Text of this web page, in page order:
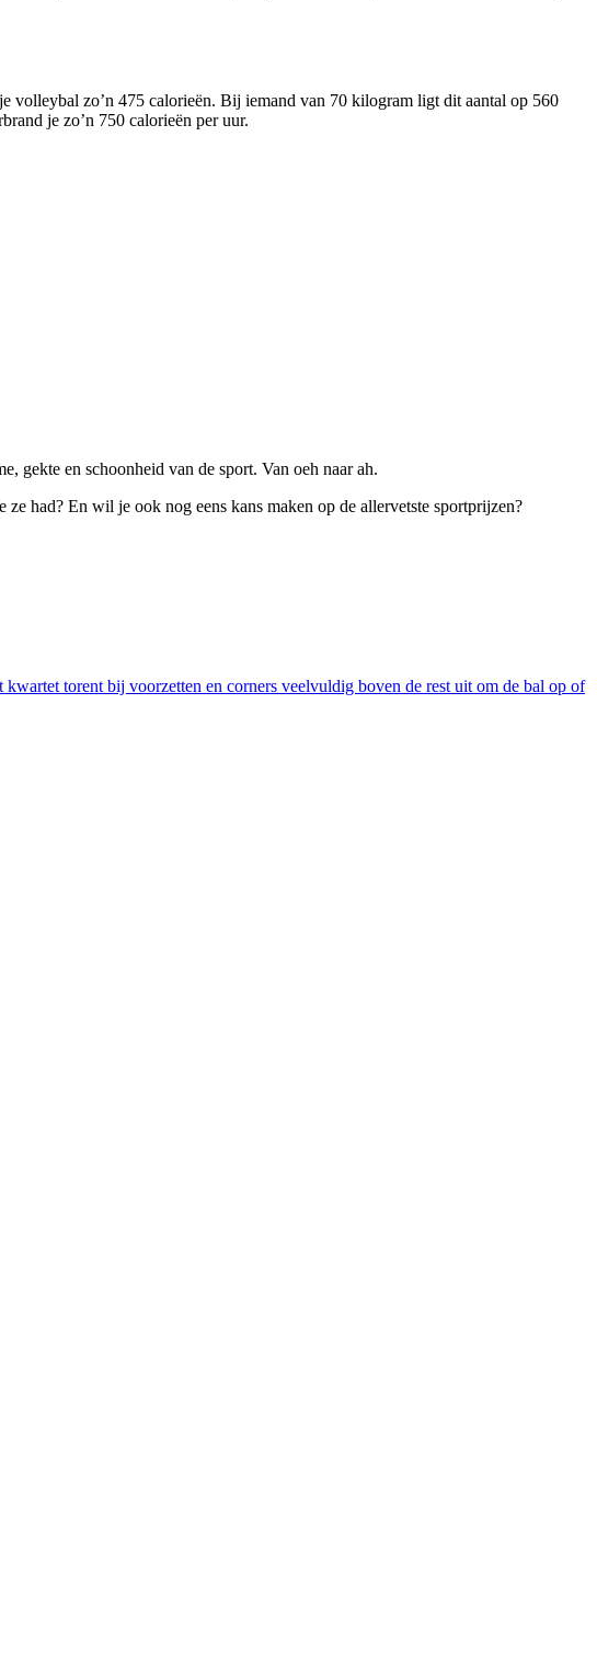
volleybal zo’n 475 calorieën. Bij iemand van 70 kilogram ligt dit aantal op 560
je zo’n 750 calorieën per uur.
gekte en schoonheid van de sport. Van oeh naar ah.
had? En wil je ook nog eens kans maken op de allervetste sportprijzen?
torent bij voorzetten en corners veelvuldig boven de rest uit om de bal op of